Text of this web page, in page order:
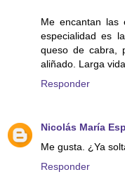
Me encantan las
especialidad es
queso de cabra,
aliñado. Larga
Responder
Nicolás María
Me gusta. ¿Ya
Responder